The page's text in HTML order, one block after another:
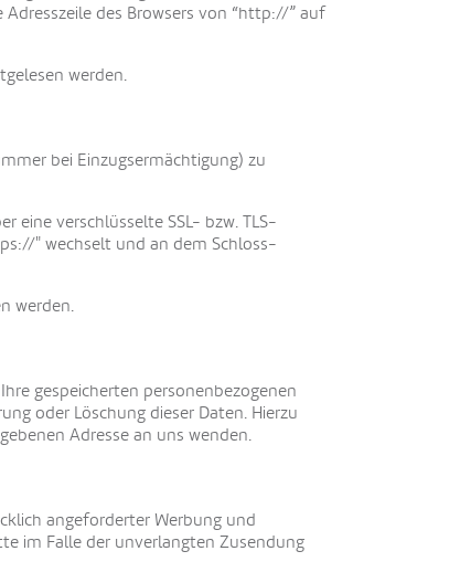
Adresszeile des Browsers von “http://” auf
werden.
bei Einzugsermächtigung) zu
eine verschlüsselte SSL- bzw. TLS-
" wechselt und an dem Schloss-
werden.
gespeicherten personenbezogenen
oder Löschung dieser Daten. Hierzu
Adresse an uns wenden.
angeforderter Werbung und
im Falle der unverlangten Zusendung